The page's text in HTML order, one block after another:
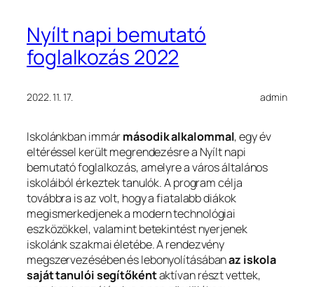
Nyílt napi bemutató
foglalkozás 2022
2022. 11. 17. admin
Iskolánkban immármásodik alkalommal, egy év
eltéréssel került megrendezésre a Nyílt napi
bemutató foglalkozás, amelyre a város általános
iskoláiból érkeztek tanulók. A program célja
továbbra is az volt, hogy a fiatalabb diákok
megismerkedjenek a modern technológiai
eszközökkel, valamint betekintést nyerjenek
iskolánk szakmai életébe. A rendezvény
megszervezésében és lebonyolításábanaz iskola
saját tanulói segítőkéntaktívan részt vettek,